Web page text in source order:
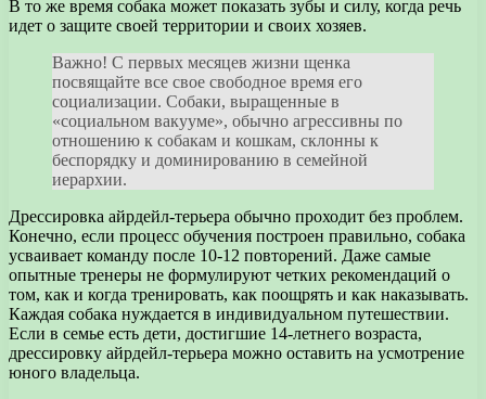
В то же время собака может показать зубы и силу, когда речь
идет о защите своей территории и своих хозяев.
Важно! С первых месяцев жизни щенка
посвящайте все свое свободное время его
социализации. Собаки, выращенные в
«социальном вакууме», обычно агрессивны по
отношению к собакам и кошкам, склонны к
беспорядку и доминированию в семейной
иерархии.
Дрессировка айрдейл-терьера обычно проходит без проблем.
Конечно, если процесс обучения построен правильно, собака
усваивает команду после 10-12 повторений. Даже самые
опытные тренеры не формулируют четких рекомендаций о
том, как и когда тренировать, как поощрять и как наказывать.
Каждая собака нуждается в индивидуальном путешествии.
Если в семье есть дети, достигшие 14-летнего возраста,
дрессировку айрдейл-терьера можно оставить на усмотрение
юного владельца.